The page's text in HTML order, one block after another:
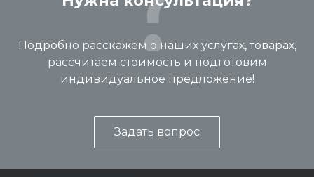
Подробно расскажем о наших услугах, товарах,
рассчитаем стоимость и подготовим
индивидуальное предложение!
Задать вопрос